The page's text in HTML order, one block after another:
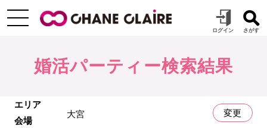
婚活パーティー検索結果
エリア
会場
大宮 変更